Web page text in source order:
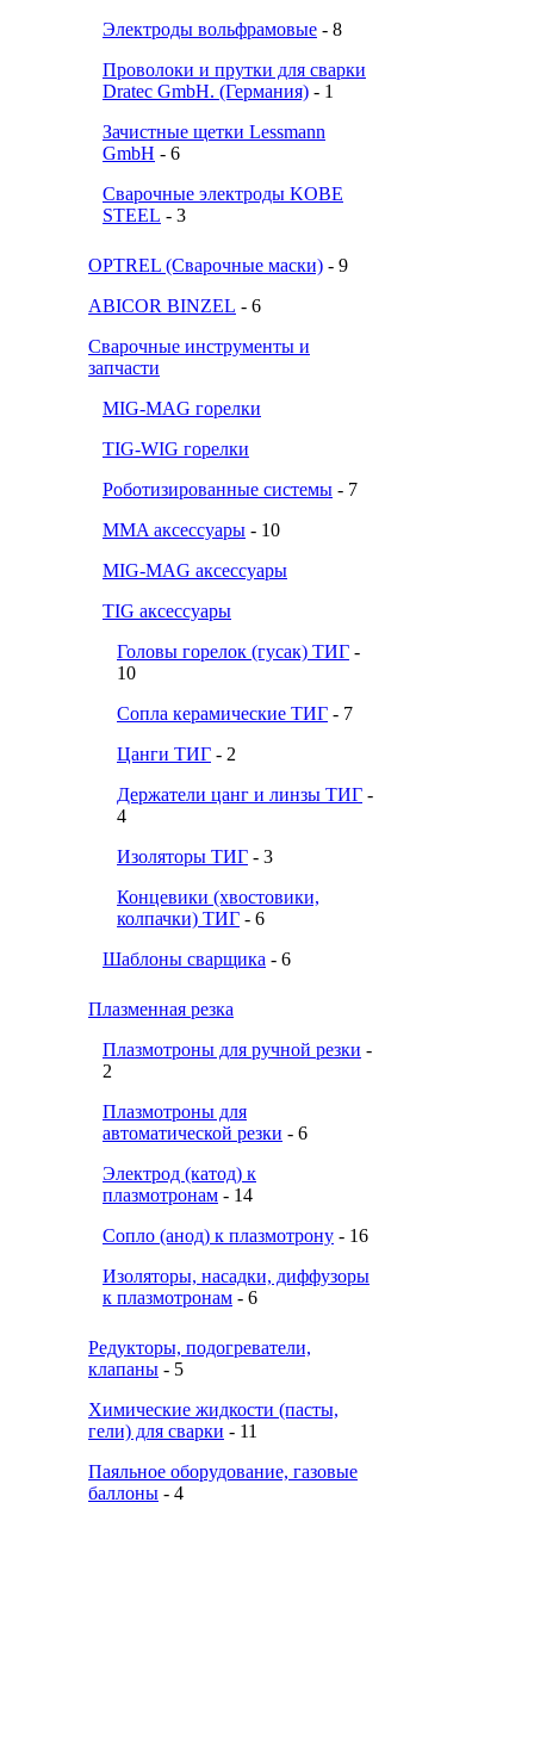
Электроды вольфрамовые - 8
Проволоки и прутки для сварки
Dratec GmbH. (Германия) - 1
Зачистные щетки Lessmann
GmbH - 6
Сварочные электроды KOBE
STEEL - 3
OPTREL (Сварочные маски) - 9
ABICOR BINZEL - 6
Сварочные инструменты и
запчасти
MIG-MAG горелки
TIG-WIG горелки
Роботизированные системы - 7
MMA аксессуары - 10
MIG-MAG аксессуары
TIG аксессуары
Головы горелок (гусак) ТИГ -
10
Сопла керамические ТИГ - 7
Цанги ТИГ - 2
Держатели цанг и линзы ТИГ -
4
Изоляторы ТИГ - 3
Концевики (хвостовики,
колпачки) ТИГ - 6
Шаблоны сварщика - 6
Плазменная резка
Плазмотроны для ручной резки -
2
Плазмотроны для
автоматической резки - 6
Электрод (катод) к
плазмотронам - 14
Сопло (анод) к плазмотрону - 16
Изоляторы, насадки, диффузоры
к плазмотронам - 6
Редукторы, подогреватели,
клапаны - 5
Химические жидкости (пасты,
гели) для сварки - 11
Паяльное оборудование, газовые
баллоны - 4